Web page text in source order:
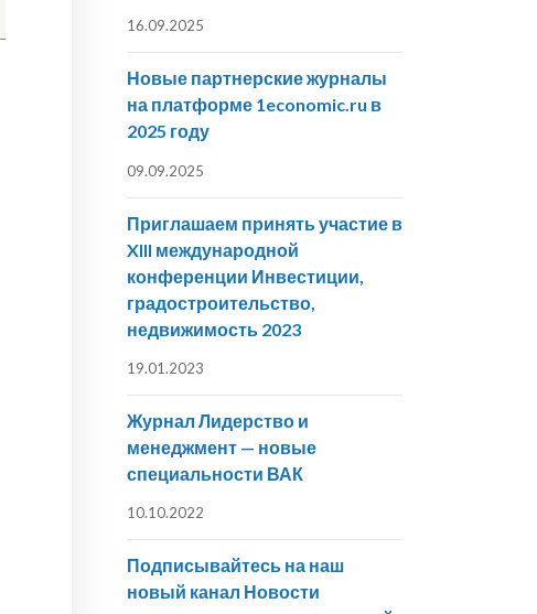
16.09.2025
Новые партнерские журналы
на платформе 1economic.ru в
2025 году
09.09.2025
Приглашаем принять участие в
XIII международной
конференции Инвестиции,
градостроительство,
недвижимость 2023
19.01.2023
Журнал Лидерство и
менеджмент — новые
специальности ВАК
10.10.2022
Подписывайтесь на наш
новый канал Новости